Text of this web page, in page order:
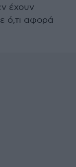
έχουν
ό,τι αφορά